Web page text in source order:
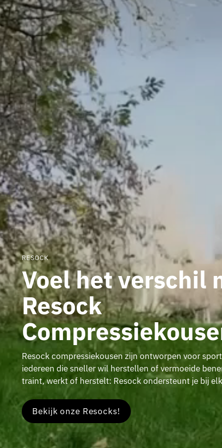
RESOCK
Voel het verschil
Resock
Resock compressiekousen zijn ontworpen voor
iedereen die sneller wil herstellen of vermoeide
traint, werkt of herstelt: Resock ondersteunt je bij
Bekijk onze Resocks!